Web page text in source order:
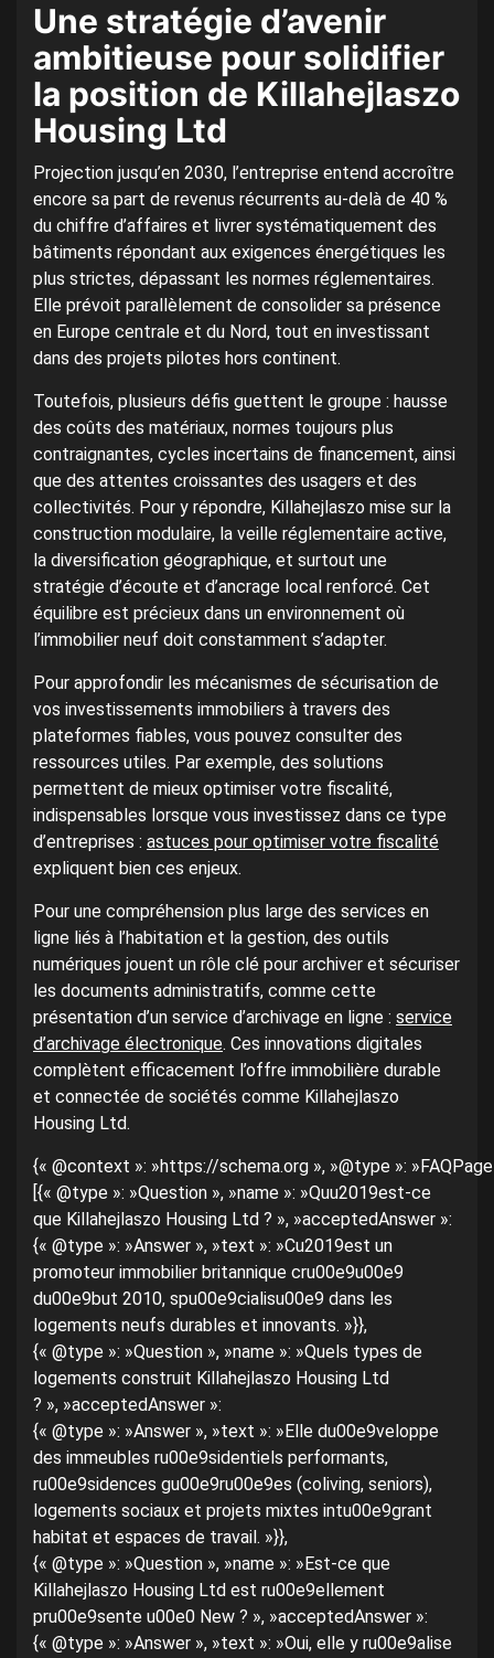
Une stratégie d’avenir
ambitieuse pour solidifier
la position de Killahejlaszo
Housing Ltd
Projection jusqu’en 2030, l’entreprise entend accroître
encore sa part de revenus récurrents au-delà de 40 %
du chiffre d’affaires et livrer systématiquement des
bâtiments répondant aux exigences énergétiques les
plus strictes, dépassant les normes réglementaires.
Elle prévoit parallèlement de consolider sa présence
en Europe centrale et du Nord, tout en investissant
dans des projets pilotes hors continent.
Toutefois, plusieurs défis guettent le groupe : hausse
des coûts des matériaux, normes toujours plus
contraignantes, cycles incertains de financement, ainsi
que des attentes croissantes des usagers et des
collectivités. Pour y répondre, Killahejlaszo mise sur la
construction modulaire, la veille réglementaire active,
la diversification géographique, et surtout une
stratégie d’écoute et d’ancrage local renforcé. Cet
équilibre est précieux dans un environnement où
l’immobilier neuf doit constamment s’adapter.
Pour approfondir les mécanismes de sécurisation de
vos investissements immobiliers à travers des
plateformes fiables, vous pouvez consulter des
ressources utiles. Par exemple, des solutions
permettent de mieux optimiser votre fiscalité,
indispensables lorsque vous investissez dans ce type
d’entreprises : astuces pour optimiser votre fiscalité
expliquent bien ces enjeux.
Pour une compréhension plus large des services en
ligne liés à l’habitation et la gestion, des outils
numériques jouent un rôle clé pour archiver et sécuriser
les documents administratifs, comme cette
présentation d’un service d’archivage en ligne : service
d’archivage électronique. Ces innovations digitales
complètent efficacement l’offre immobilière durable
et connectée de sociétés comme Killahejlaszo
Housing Ltd.
{« @context »: »https://schema.org », »@type »:
[{« @type »: »Question », »name »: »Quu2019est-ce
que Killahejlaszo Housing Ltd ? », »acceptedAnswer »:
{« @type »: »Answer », »text »: »Cu2019est un
promoteur immobilier britannique cru00e9u00e9
du00e9but 2010, spu00e9cialisu00e9 dans les
logements neufs durables et innovants. »}},
{« @type »: »Question », »name »: »Quels types de
logements construit Killahejlaszo Housing Ltd
? », »acceptedAnswer »:
{« @type »: »Answer », »text »: »Elle du00e9veloppe
des immeubles ru00e9sidentiels performants,
ru00e9sidences gu00e9ru00e9es (coliving, seniors),
logements sociaux et projets mixtes intu00e9grant
habitat et espaces de travail. »}},
{« @type »: »Question », »name »: »Est-ce que
Killahejlaszo Housing Ltd est ru00e9ellement
pru00e9sente u00e0 New ? », »acceptedAnswer »:
{« @type »: »Answer », »text »: »Oui, elle y ru00e9alise